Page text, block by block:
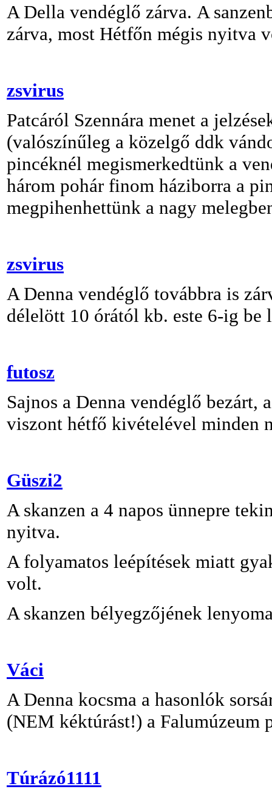
A Della vendéglő zárva. A
zárva, most Hétfőn mégis nyitva
zsvirus
Patcáról Szennára menet a
(valószínűleg a közelgő ddk
pincéknél megismerkedtünk a
három pohár finom háziborra a
megpihenhettünk a nagy
zsvirus
A Denna vendéglő továbbra is
délelött 10 órától kb. este 6-ig be
futosz
Sajnos a Denna vendéglő bezárt,
viszont hétfő kivételével minden
Güszi2
A skanzen a 4 napos ünnepre
nyitva.
A folyamatos leépítések miatt
volt.
A skanzen bélyegzőjének
Váci
A Denna kocsma a hasonlók
(NEM kéktúrást!) a Falumúzeum
Túrázó1111